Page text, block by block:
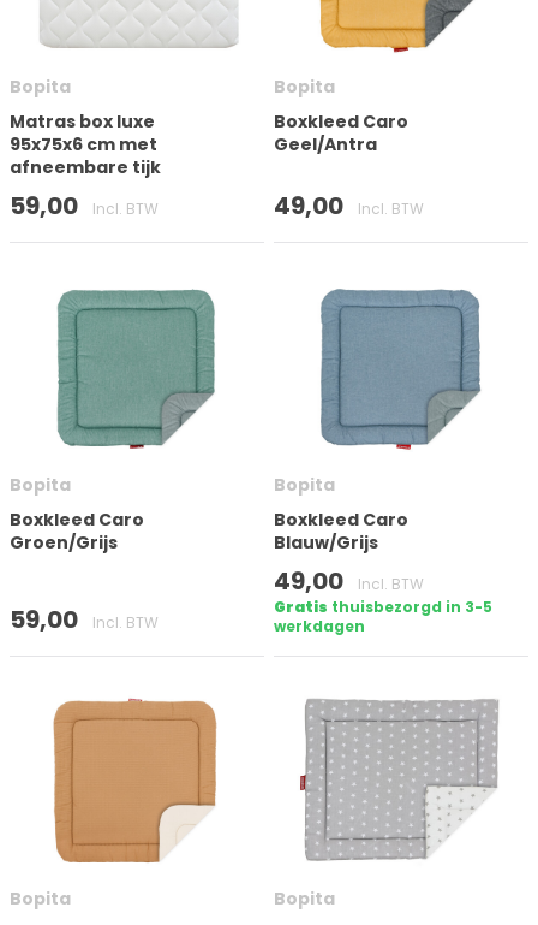
Bopita
Matras box luxe
95x75x6 cm met
afneembare tijk
59,00 Incl. BTW
Bopita
Boxkleed Caro
Geel/Antra
49,00 Incl. BTW
Bopita
Boxkleed Caro
Groen/Grijs
59,00 Incl. BTW
Bopita
Boxkleed Caro
Blauw/Grijs
49,00
Incl. BTW
Gratis thuisbezorgd in 3-5
werkdagen
Bopita
Bopita